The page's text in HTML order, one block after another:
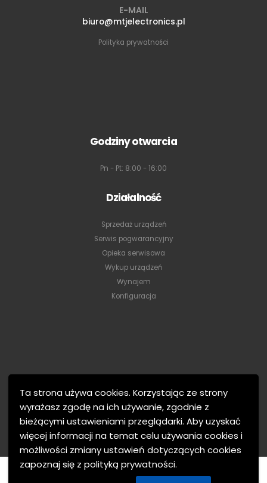
Ta strona używa cookies. Korzystając ze strony
wyrażasz zgodę na ich używanie, zgodnie z
bieżącymi ustawieniami przeglądarki. Aby uzyskać
więcej informacji na temat celu używania cookies i
możliwości zmiany ustawień dotyczących cookies
zapoznaj się z polityką prywatności.
E-MAIL
biuro@mtjelectronics.pl
Polityka prywatności
Godziny otwarcia
Pn - Pt: 8:00 - 16:00
Działalność
Sprzedaż urządzeń
Serwis pogwarancyjny
Opieka serwisowa
Wykup urządzeń
Wynajem
Konfiguracja